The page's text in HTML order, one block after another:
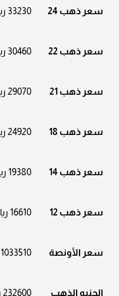
سعر ذهب 24 33230 ريال
سعر ذهب 22 30460 ريال
سعر ذهب 21 29070 ريال
سعر ذهب 18 24920 ريال
سعر ذهب 14 19380 ريال
سعر ذهب 12 16610 ريال
سعر الأونصة 1033510 ريال
الجنيه الذهب 232600 ريال